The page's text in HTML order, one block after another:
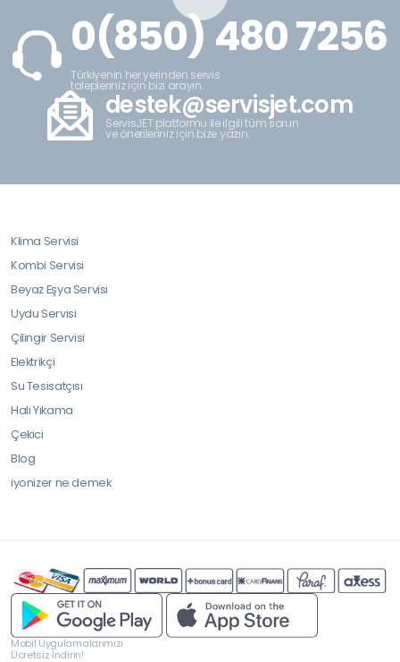
0(850) 480 7256
Türkiyenin her yerinden servis
talepleriniz için bizi arayın.
destek@servisjet.com
ServisJET platformu ile ilgili tüm sorun
ve önerileriniz için bize yazın.
Klima Servisi
Kombi Servisi
Beyaz Eşya Servisi
Uydu Servisi
Çilingir Servisi
Elektrikçi
Su Tesisatçısı
Halı Yıkama
Çekici
Blog
iyonizer ne demek
Mobil Uygulamalarımızı
Ücretsiz İndirin!